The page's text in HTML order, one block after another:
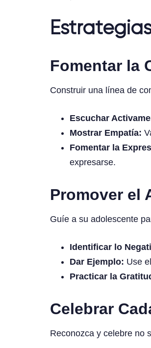
Fomentar la
Construir una línea de
Escuchar
Mostrar Empatía:
Fomentar la
expresarse.
Promover el
Guíe a su adolescente
Identificar lo
Dar Ejemplo: Use
Practicar la
Celebrar
Reconozca y celebre no